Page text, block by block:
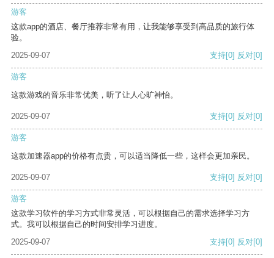
游客
这款app的酒店、餐厅推荐非常有用，让我能够享受到高品质的旅行体
验。
2025-09-07
支持[0] 反对[0]
游客
这款游戏的音乐非常优美，听了让人心旷神怡。
2025-09-07 支持[0] 反对[0]
游客
这款加速器app的价格有点贵，可以适当降低一些，这样会更加亲民。
2025-09-07 支持[0] 反对[0]
游客
这款学习软件的学习方式非常灵活，可以根据自己的需求选择学习方
式。我可以根据自己的时间安排学习进度。
2025-09-07
支持[0] 反对[0]